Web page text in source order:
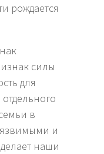
рождается
силы
для
в
и
наши